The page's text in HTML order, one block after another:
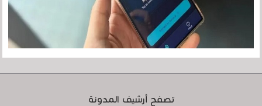
تصفح أرشيف المدونة